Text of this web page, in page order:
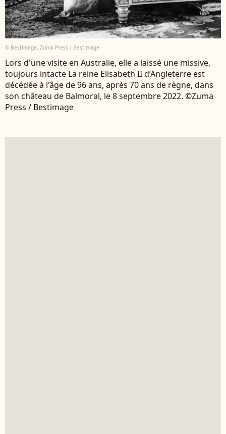
© BestImage, Zuma Press / Bestimage
Lors d'une visite en Australie, elle a laissé une missive,
toujours intacte La reine Elisabeth II d’Angleterre est
décédée à l'âge de 96 ans, après 70 ans de règne, dans
son château de Balmoral, le 8 septembre 2022. ©Zuma
Press / Bestimage